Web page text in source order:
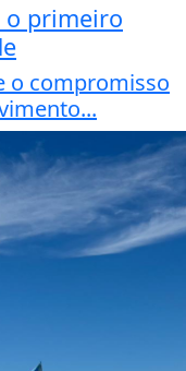
o primeiro
o compromisso